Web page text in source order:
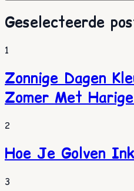
Geselecteerde
1
Zonnige Dagen
Zomer Met
2
Hoe Je Golven
3